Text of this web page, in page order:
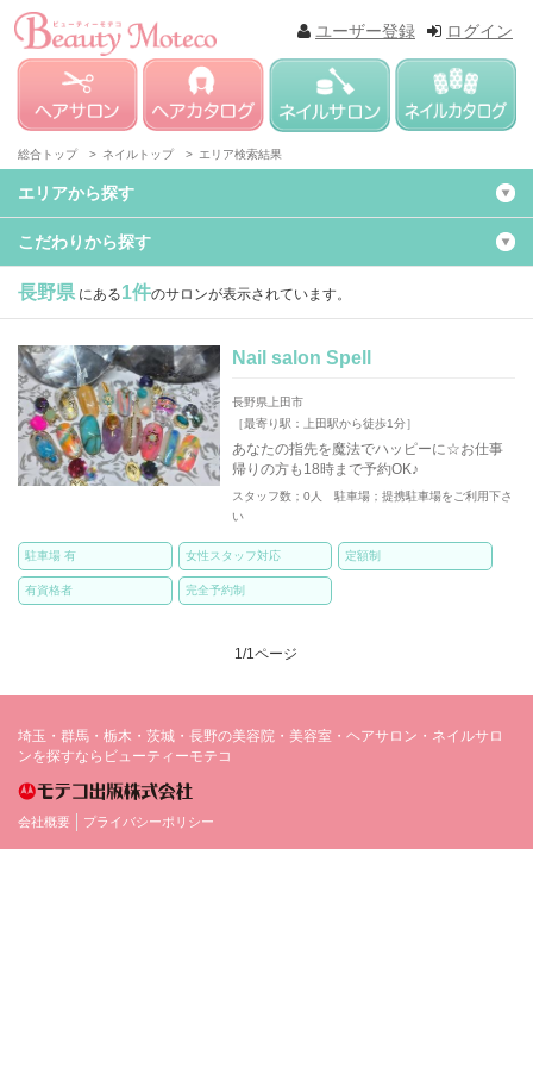
ログイン
ユーザー登録
総合トップ > ネイルトップ > エリア検索結果
エリアから探す
こだわりから探す
長野県にある1件のサロンが表示されています。
Nail salon Spell
長野県上田市
［最寄り駅：上田駅から徒歩1分］
あなたの指先を魔法でハッピーに☆お仕事
帰りの方も18時まで予約OK♪
スタッフ数；0人 駐車場；提携駐車場をご利用下さ
い
駐車場 有 女性スタッフ対応 定額制
有資格者 完全予約制
1/1ページ
埼玉・群馬・栃木・茨城・長野の美容院・美容室・ヘアサロン・ネイルサロ
ンを探すならビューティーモテコ
会社概要 プライバシーポリシー